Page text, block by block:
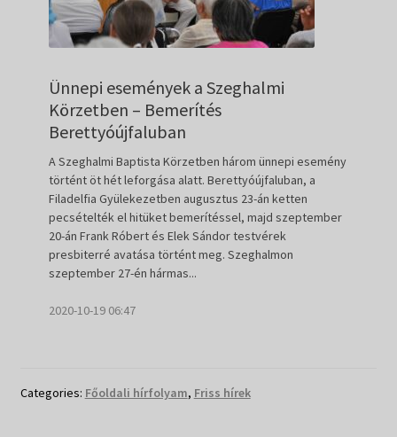
Ünnepi események a Szeghalmi
Körzetben – Bemerítés
Berettyóújfaluban
A Szeghalmi Baptista Körzetben három ünnepi esemény
történt öt hét leforgása alatt. Berettyóújfaluban, a
Filadelfia Gyülekezetben augusztus 23-án ketten
pecsételték el hitüket bemerítéssel, majd szeptember
20-án Frank Róbert és Elek Sándor testvérek
presbiterré avatása történt meg. Szeghalmon
szeptember 27-én hármas...
2020-10-19 06:47
Categories: Főoldali hírfolyam, Friss hírek